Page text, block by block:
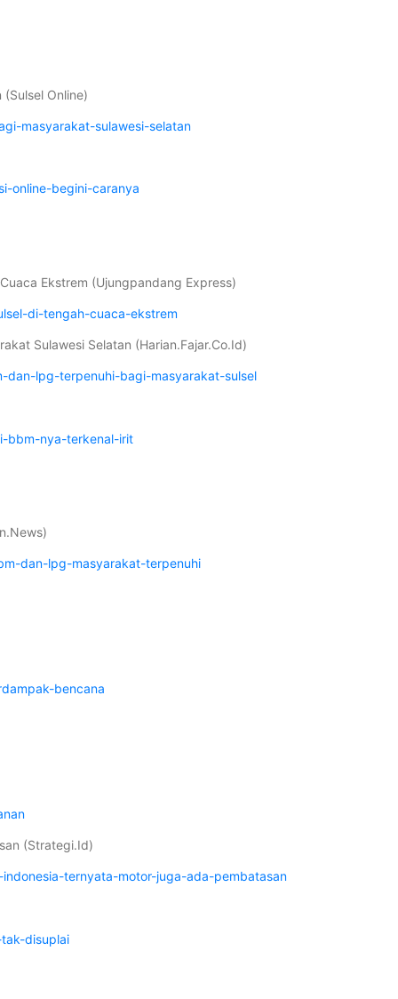
Online)
masyarakat-sulawesi-selatan
online-begini-caranya
Ekstrem (Ujungpandang Express)
di-tengah-cuaca-ekstrem
Sulawesi Selatan (Harian.Fajar.Co.Id)
lpg-terpenuhi-bagi-masyarakat-sulsel
bbm-nya-terkenal-irit
dan-lpg-masyarakat-terpenuhi
bencana
(Strategi.Id)
ternyata-motor-juga-ada-pembatasan
disuplai